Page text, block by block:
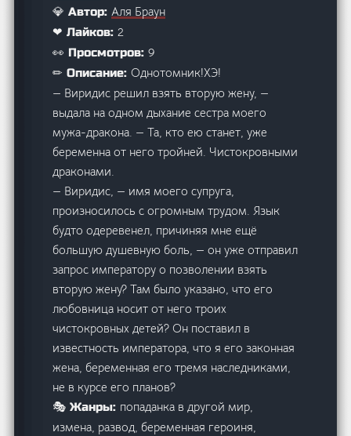
💎 Автор:Аля Браун
❤ Лайков:2
👀 Просмотров:9
✏ Описание:Однотомник!ХЭ!
— Виридис решил взять вторую жену, —
выдала на одном дыхание сестра моего
мужа-дракона. — Та, кто ею станет, уже
беременна от него тройней. Чистокровными
драконами.
— Виридис, — имя моего супруга,
произносилось с огромным трудом. Язык
будто одеревенел, причиняя мне ещё
большую душевную боль, — он уже отправил
запрос императору о позволении взять
вторую жену? Там было указано, что его
любовница носит от него троих
чистокровных детей? Он поставил в
известность императора, что я его законная
жена, беременная его тремя наследниками,
не в курсе его планов?
🎭 Жанры: попаданка в другой мир,
измена, развод, беременная героиня,